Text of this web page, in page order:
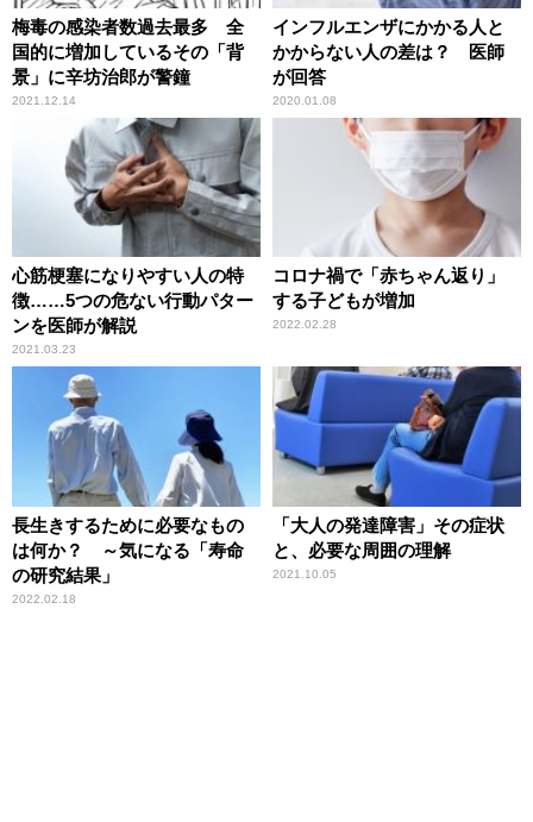
梅毒の感染者数過去最多 全
国的に増加しているその「背
景」に辛坊治郎が警鐘
2021.12.14
インフルエンザにかかる人と
かからない人の差は？ 医師
が回答
2020.01.08
心筋梗塞になりやすい人の特
徴……5つの危ない行動パター
ンを医師が解説
2021.03.23
コロナ禍で「赤ちゃん返り」
する子どもが増加
2022.02.28
長生きするために必要なもの
は何か？ ～気になる「寿命
の研究結果」
2022.02.18
「大人の発達障害」その症状
と、必要な周囲の理解
2021.10.05